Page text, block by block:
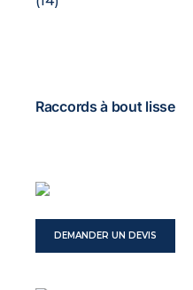
Raccords à bout lisse
DEMANDER UN DEVIS